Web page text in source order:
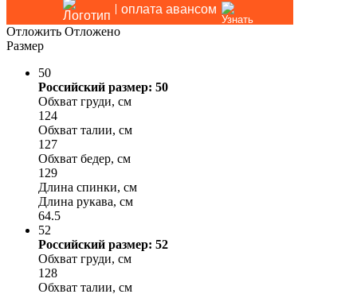
оплата авансом
Отложить Отложено
Размер
50
Российский размер: 50
Обхват груди, см
124
Обхват талии, см
127
Обхват бедер, см
129
Длина спинки, см
Длина рукава, см
64.5
52
Российский размер: 52
Обхват груди, см
128
Обхват талии, см